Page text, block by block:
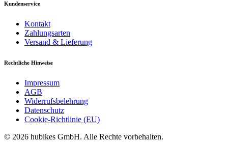
Kundenservice
Kontakt
Zahlungsarten
Versand & Lieferung
Rechtliche Hinweise
Impressum
AGB
Widerrufsbelehrung
Datenschutz
Cookie-Richtlinie (EU)
© 2026 hubikes GmbH. Alle Rechte vorbehalten.